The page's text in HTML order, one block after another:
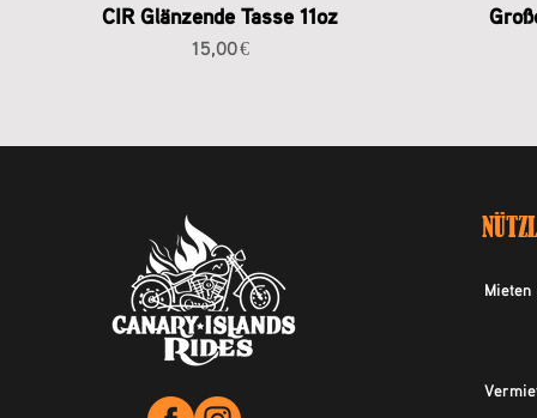
CIR Glänzende Tasse 11oz
Preis
15,00 €
Mieten